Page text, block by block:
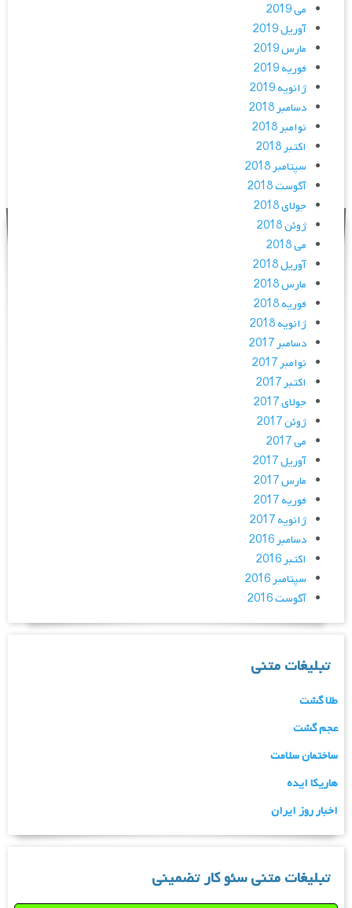
می 2019
آوریل 2019
مارس 2019
فوریه 2019
ژانویه 2019
دسامبر 2018
نوامبر 2018
اکتبر 2018
سپتامبر 2018
آگوست 2018
جولای 2018
ژوئن 2018
می 2018
آوریل 2018
مارس 2018
فوریه 2018
ژانویه 2018
دسامبر 2017
نوامبر 2017
اکتبر 2017
جولای 2017
ژوئن 2017
می 2017
آوریل 2017
مارس 2017
فوریه 2017
ژانویه 2017
دسامبر 2016
اکتبر 2016
سپتامبر 2016
آگوست 2016
تبلیغات متنی
طلا گشت
عجم گشت
ساختمان سلامت
هاریکا ایده
اخبار روز ایران
تبلیغات متنی سئو کار تضمینی